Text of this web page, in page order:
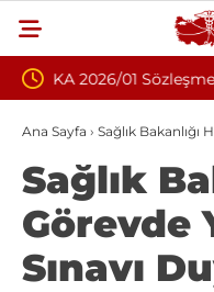
Personeli Alım
Ana Sayfa › Sağlık Bakanlığı
Sağlık
Görevde
Sınavı